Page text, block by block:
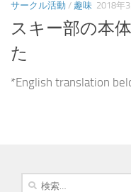
サークル活動 / 趣味 2018年
スキー部の本
た
*English translation